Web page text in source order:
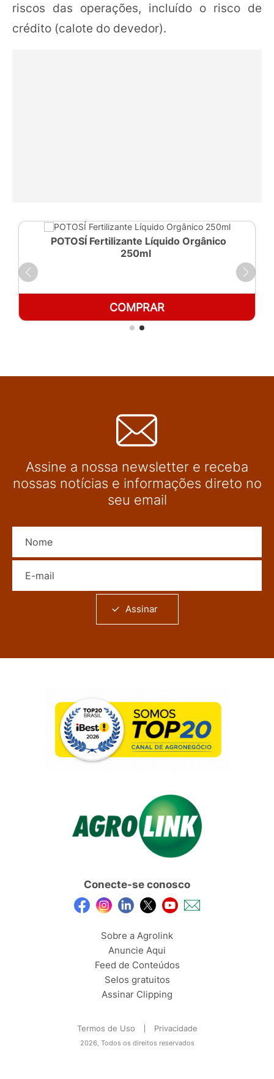
riscos das operações, incluído o risco de
crédito (calote do devedor).
POTOSÍ Fertilizante Líquido Orgânico
250ml
COMPRAR
Assine a nossa newsletter e receba
nossas notícias e informações direto no
seu email
Assinar
Conecte-se conosco
Sobre a Agrolink
Anuncie Aqui
Feed de Conteúdos
Selos gratuitos
Assinar Clipping
Termos de Uso Privacidade
2026, Todos os direitos reservados